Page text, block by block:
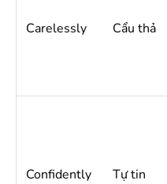
Carelessly Cẩu thả
Confidently Tự tin